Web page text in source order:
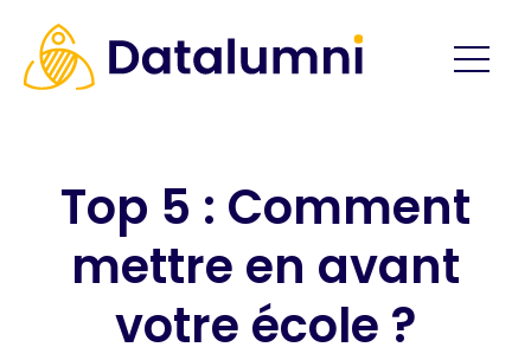
Top 5 : Comment
mettre en avant
votre école ?